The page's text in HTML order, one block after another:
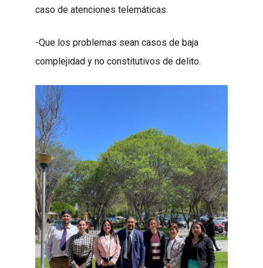
caso de atenciones telemáticas.
-Que los problemas sean casos de baja
complejidad y no constitutivos de delito.